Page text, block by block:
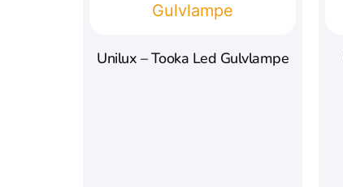
Unilux – Tooka Led Gulvlampe